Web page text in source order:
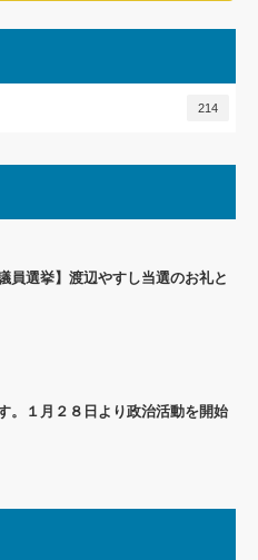
214
員選挙】渡辺やすし当選のお礼と
。１月２８日より政治活動を開始